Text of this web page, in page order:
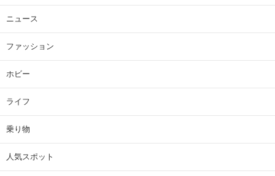
ニュース
ファッション
ホビー
ライフ
乗り物
人気スポット